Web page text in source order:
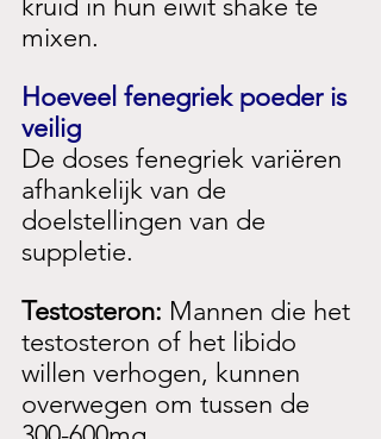
mixen.
Hoeveel fenegriek poeder is
veilig
De doses fenegriek variëren
afhankelijk van de
doelstellingen van de
suppletie.
Testosteron: Mannen die het
testosteron of het libido
willen verhogen, kunnen
overwegen om tussen de